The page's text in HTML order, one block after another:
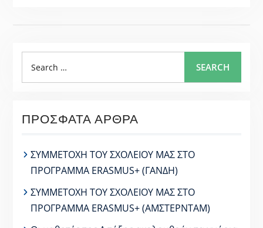
for:
SEARCH
ΠΡΌΣΦΑΤΑ ΆΡΘΡΑ
ΣΥΜΜΕΤΟΧΗ ΤΟΥ ΣΧΟΛΕΙΟΥ ΜΑΣ ΣΤΟ
ΠΡΟΓΡΑΜΜΑ ERASMUS+ (ΓΑΝΔΗ)
ΣΥΜΜΕΤΟΧΗ ΤΟΥ ΣΧΟΛΕΙΟΥ ΜΑΣ ΣΤΟ
ΠΡΟΓΡΑΜΜΑ ERASMUS+ (ΑΜΣΤΕΡΝΤΑΜ)